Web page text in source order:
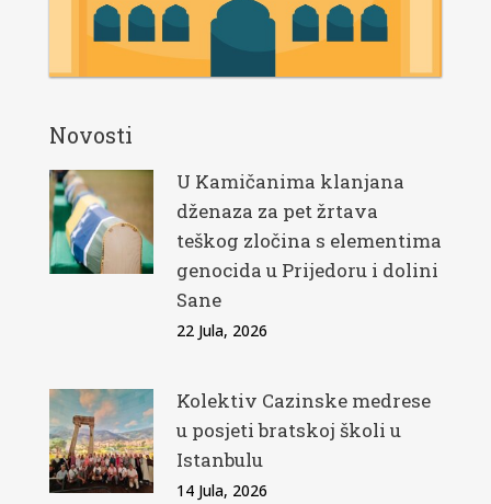
Novosti
U Kamičanima klanjana
dženaza za pet žrtava
teškog zločina s elementima
genocida u Prijedoru i dolini
Sane
22 Jula, 2026
Kolektiv Cazinske medrese
u posjeti bratskoj školi u
Istanbulu
14 Jula, 2026